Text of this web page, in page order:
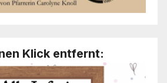
Klick entfernt: